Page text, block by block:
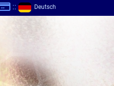
:: Deutsch